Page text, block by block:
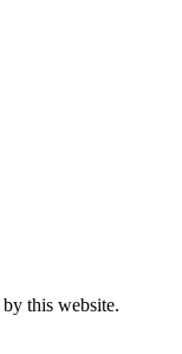
this website.